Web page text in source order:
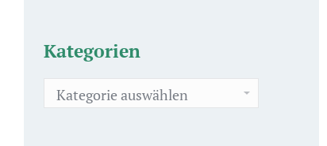
Kategorien
Kategorien